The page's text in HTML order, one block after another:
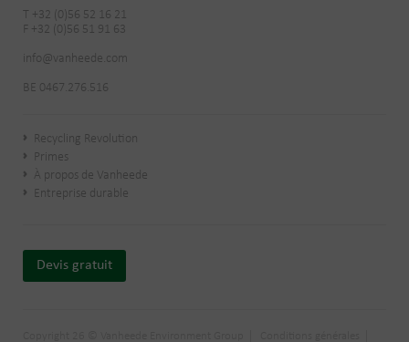
T +32 (0)56 52 16 21
F +32 (0)56 51 91 63
info@vanheede.com
BE 0467.276.516
Recycling Revolution
Primes
À propos de Vanheede
Entreprise durable
Devis gratuit